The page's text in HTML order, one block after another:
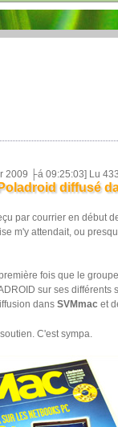
2009 ├á 09:25:03] Lu
Poladroid diffusé
par courrier en début
m'y attendait, ou
fois que le
sur ses différents
dans SVMmac et
C'est sympa.